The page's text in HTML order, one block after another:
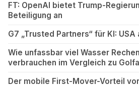
FT: OpenAI bietet Trump-
Beteiligung an
G7 „Trusted Partners“ für KI:
Wie unfassbar viel Wasser
verbrauchen im Vergleich zu
Der mobile First-Mover-Vorteil